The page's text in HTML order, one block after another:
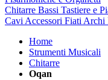
Chitarre Bassi Tastiere e
Cavi Accessori Fiati Archi
Home
Strumenti Musicali
Chitarre
Oqan